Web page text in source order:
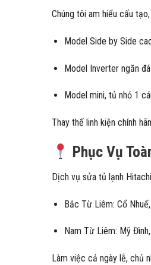
Chúng tôi am hiểu cấu
Model Side by Side
Model Inverter ngăn
Model mini, tủ nhỏ 1
Thay thế linh kiện chính
Phục Vụ
Dịch vụ sửa tủ lạnh
Bắc Từ Liêm: Cổ
Nam Từ Liêm: Mỹ
Làm việc cả ngày lễ, chủ